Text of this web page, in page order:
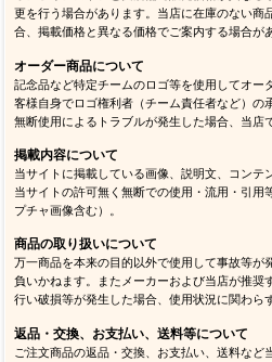
更を行う場合があります。当店に在庫のない商
合、掲載価格と異なる価格でご案内する場合が
オーダー商品について
記念品など特定チームのロゴ等を使用してオー
客様自身でロゴ権利者（チーム責任者など）の
無断使用によるトラブルが発生した場合、当店
掲載内容について
当サイトに掲載している画像、説明文、コンテ
当サイトの許可無く無断での使用・流用・引用
プチャ画像含む）。
商品の取り扱いについて
万一商品を本来の目的以外で使用して事故等が
負いかねます。またメーカーおよび当店が推奨
行い破損等が発生した場合、使用状況に関わら
返品・交換、お支払い、送料等について
ご注文商品の返品・交換、お支払い、送料など